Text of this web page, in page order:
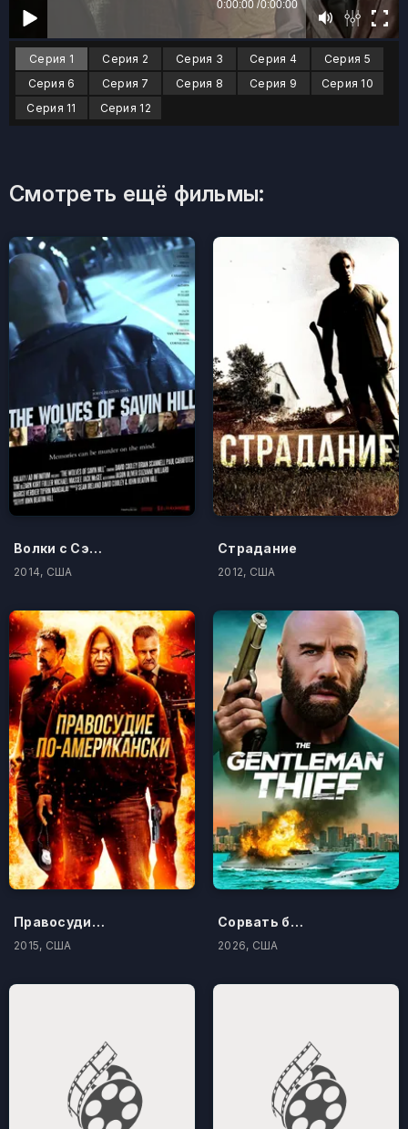
Серия 1 Серия 2 Серия 3 Серия 4
Серия 5
Серия 6
Серия 7 Серия 8 Серия 9
Серия 10
Серия 11
Серия 12
Смотреть ещё фильмы:
Волки с Сэйвин-Хилл
2014, США
Страдание
2012, США
Правосудие по-американски
2015, США
Сорвать банк 3: Вор-джентльмен
2026, США